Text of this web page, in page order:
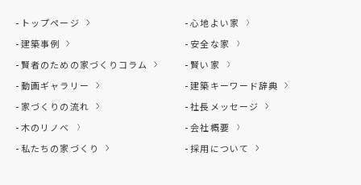
トップページ
建築事例
賢者のための家づくりコラム
動画ギャラリー
家づくりの流れ
木のリノベ
私たちの家づくり
心地よい家
安全な家
賢い家
建築キーワード辞典
社長メッセージ
会社概要
採用について